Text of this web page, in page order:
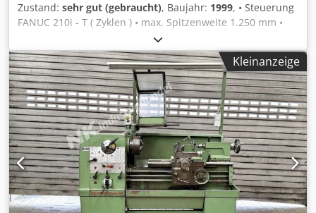
Zustand: sehr gut (gebraucht), Baujahr: 1999, • Steuerung
FANUC 210i - T ( Zyklen ) • max. Spitzenweite 1.250 mm •
max Umlaufdurchmesser 400 / 585 in Kröpfung •
Spindeldrehzahl 12 . . . 2.500 • Spindelbohrung 54 mm • X-
Achse 210 mm • Z – Achse 1.181 mm •
Schnittspaltverstellung 0,05 – 0,8 mm • Motorleistung 7,5
kW • Gewicht ca. 2.700 kg Dkodpfxow S E R Rs Adrjr
Kleinanzeige